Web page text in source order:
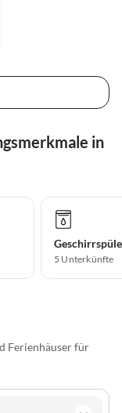
in
5 Unterkünfte
Ferienhäuser für